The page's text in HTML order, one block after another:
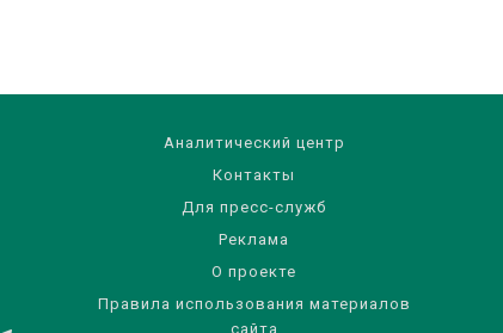
Аналитический центр
Контакты
Для пресс-служб
Реклама
О проекте
Правила использования материалов
сайта